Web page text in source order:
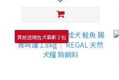
買就送姆吉犬慕斯２包